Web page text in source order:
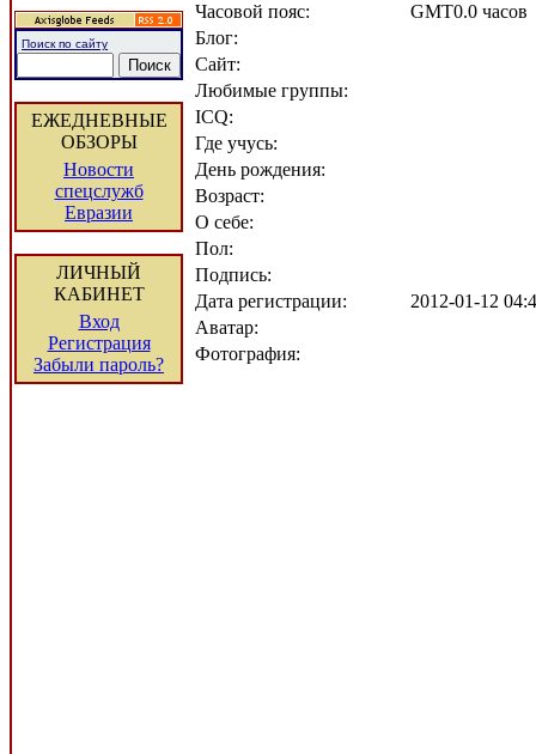
Поиск по сайту
ЕЖЕДНЕВНЫЕ
ОБЗОРЫ
Новости
спецслужб
Евразии
ЛИЧНЫЙ
КАБИНЕТ
Вход
Регистрация
Забыли пароль?
Часовой пояс:
GMT0.0 часов
Блог:
Сайт:
Любимые группы:
ICQ:
Где учусь:
День рождения:
Возраст:
О себе:
Пол:
Подпись:
Дата регистрации:
2012-01-12
Аватар:
Фотография: